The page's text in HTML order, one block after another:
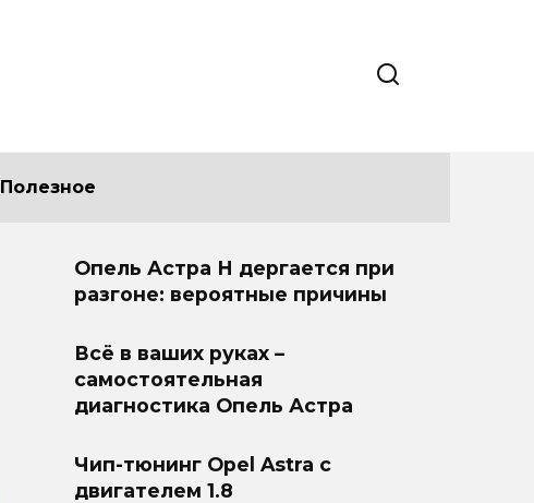
Полезное
Опель Астра Н дергается при
разгоне: вероятные причины
Всё в ваших руках –
самостоятельная
диагностика Опель Астра
Чип-тюнинг Opel Astra с
двигателем 1.8